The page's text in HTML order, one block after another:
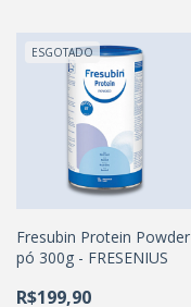
ESGOTADO
Fresubin Protein Powder
pó 300g - FRESENIUS
R$199,90